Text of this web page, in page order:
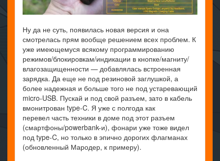
Ну да не суть, появилась новая версия и она
смотрелась прям вообще решением всех проблем. К
уже имеющемуся всякому программированию
режимов/блокировкам/индикации в кнопке/магниту/
влагозащищенности — добавлялась встроенная
зарядка. Да еще не под резиновой заглушкой, а
более надежная и больше того не под устаревающий
micro-USB. Пускай и под свой разъем, зато в кабель
вмонитрован type-C. Я уже с полгода как
перевел часть техники в доме под этот разъем
(смартфоны/powerbank-и), фонари уже тоже видел
под type-C, но только в эпично дорогих флагманах
(обновленный Мародер, к примеру).